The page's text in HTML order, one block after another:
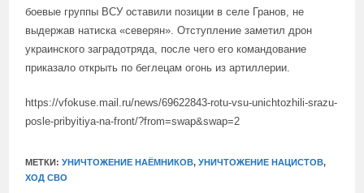
боевые группы ВСУ оставили позиции в селе Гранов, не
выдержав натиска «северян». Отступление заметил дрон
украинского заградотряда, после чего его командование
приказало открыть по беглецам огонь из артиллерии.
https://vfokuse.mail.ru/news/69622843-rotu-vsu-unichtozhili-srazu-
posle-pribyitiya-na-front/?from=swap&swap=2
МЕТКИ:УНИЧТОЖЕНИЕ НАЁМНИКОВ, УНИЧТОЖЕНИЕ НАЦИСТОВ,
ХОД СВО